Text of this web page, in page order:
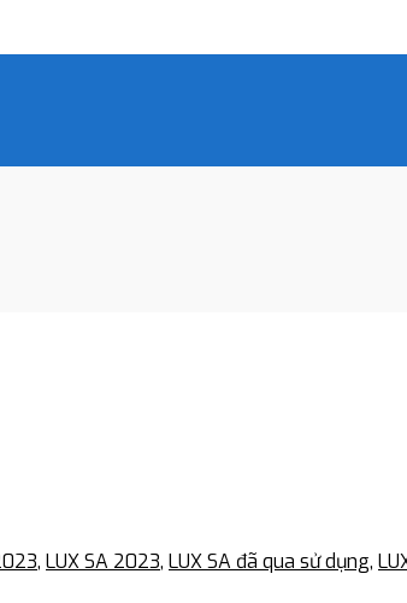
, LUX SA 2023, LUX SA đã qua sử dụng,